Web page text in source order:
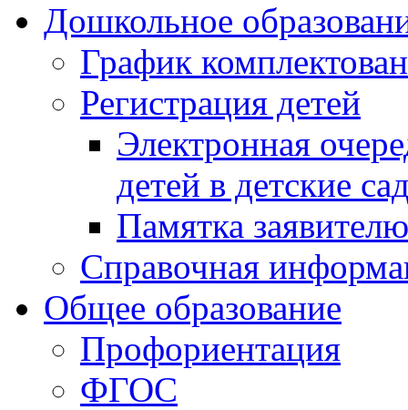
Дошкольное
График
Регистрация детей
Электронная
детей в детские
Памятка заявителю
Справочная
Общее образование
Профориентация
ФГОС